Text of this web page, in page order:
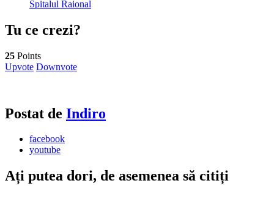
Spitalul Raional
Tu ce crezi?
25 Points
Upvote Downvote
Postat de Indiro
facebook
youtube
Ați putea dori, de asemenea să citiți